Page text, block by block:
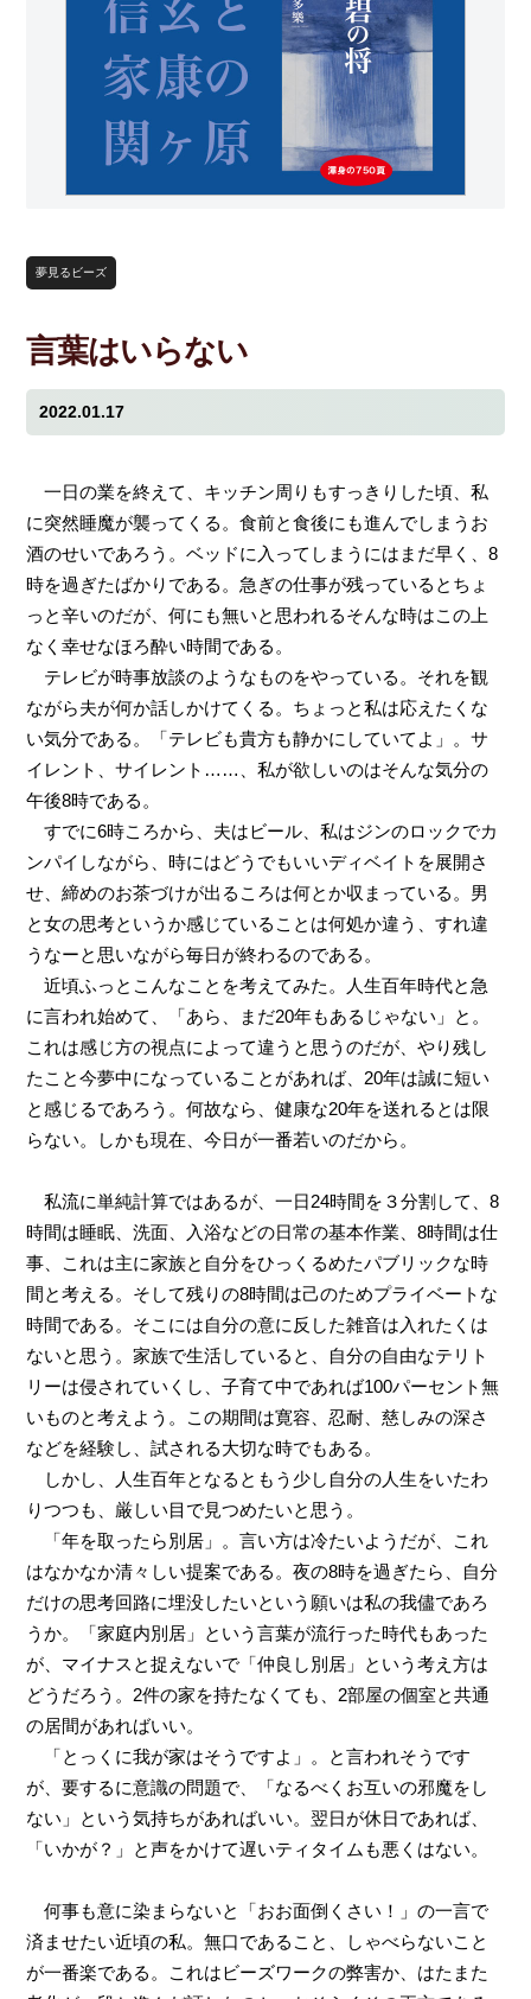
夢見るビーズ
言葉はいらない
2022.01.17
一日の業を終えて、キッチン周りもすっきりした頃、私
に突然睡魔が襲ってくる。食前と食後にも進んでしまうお
酒のせいであろう。ベッドに入ってしまうにはまだ早く、8
時を過ぎたばかりである。急ぎの仕事が残っているとちょ
っと辛いのだが、何にも無いと思われるそんな時はこの上
なく幸せなほろ酔い時間である。
テレビが時事放談のようなものをやっている。それを観
ながら夫が何か話しかけてくる。ちょっと私は応えたくな
い気分である。「テレビも貴方も静かにしていてよ」。サ
イレント、サイレント……、私が欲しいのはそんな気分の
午後8時である。
すでに6時ころから、夫はビール、私はジンのロックでカ
ンパイしながら、時にはどうでもいいディベイトを展開さ
せ、締めのお茶づけが出るころは何とか収まっている。男
と女の思考というか感じていることは何処か違う、すれ違
うなーと思いながら毎日が終わるのである。
近頃ふっとこんなことを考えてみた。人生百年時代と急
に言われ始めて、「あら、まだ20年もあるじゃない」と。
これは感じ方の視点によって違うと思うのだが、やり残し
たこと今夢中になっていることがあれば、20年は誠に短い
と感じるであろう。何故なら、健康な20年を送れるとは限
らない。しかも現在、今日が一番若いのだから。
私流に単純計算ではあるが、一日24時間を３分割して、8
時間は睡眠、洗面、入浴などの日常の基本作業、8時間は仕
事、これは主に家族と自分をひっくるめたパブリックな時
間と考える。そして残りの8時間は己のためプライベートな
時間である。そこには自分の意に反した雑音は入れたくは
ないと思う。家族で生活していると、自分の自由なテリト
リーは侵されていくし、子育て中であれば100パーセント無
いものと考えよう。この期間は寛容、忍耐、慈しみの深さ
などを経験し、試される大切な時でもある。
しかし、人生百年となるともう少し自分の人生をいたわ
りつつも、厳しい目で見つめたいと思う。
「年を取ったら別居」。言い方は冷たいようだが、これ
はなかなか清々しい提案である。夜の8時を過ぎたら、自分
だけの思考回路に埋没したいという願いは私の我儘であろ
うか。「家庭内別居」という言葉が流行った時代もあった
が、マイナスと捉えないで「仲良し別居」という考え方は
どうだろう。2件の家を持たなくても、2部屋の個室と共通
の居間があればいい。
「とっくに我が家はそうですよ」。と言われそうです
が、要するに意識の問題で、「なるべくお互いの邪魔をし
ない」という気持ちがあればいい。翌日が休日であれば、
「いかが？」と声をかけて遅いティタイムも悪くはない。
何事も意に染まらないと「おお面倒くさい！」の一言で
済ませたい近頃の私。無口であること、しゃべらないこと
が一番楽である。これはビーズワークの弊害か、はたまた